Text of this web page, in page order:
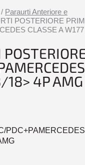
/ Paraurti Anteriore e
POSTERIORE PRIM
CLASSE A
18> 4P AMG